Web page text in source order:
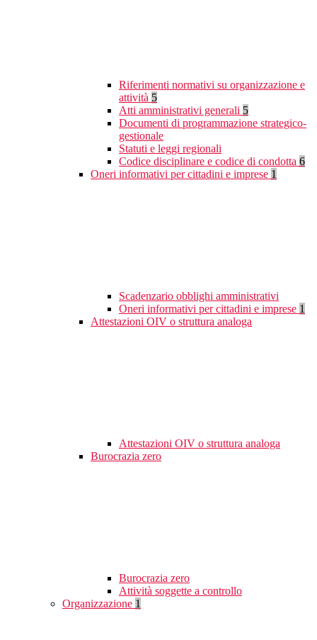
Riferimenti normativi su organizzazione e
attività 5
Atti amministrativi generali 5
Documenti di programmazione strategico-
gestionale
Statuti e leggi regionali
Codice disciplinare e codice di condotta 6
Oneri informativi per cittadini e imprese 1
Scadenzario obblighi amministrativi
Oneri informativi per cittadini e imprese 1
Attestazioni OIV o struttura analoga
Attestazioni OIV o struttura analoga
Burocrazia zero
Burocrazia zero
Attività soggette a controllo
Organizzazione 1